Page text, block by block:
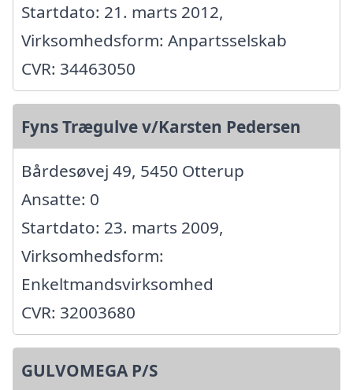
Startdato: 21. marts 2012,
Virksomhedsform: Anpartsselskab
CVR: 34463050
Fyns Trægulve v/Karsten Pedersen
Bårdesøvej 49, 5450 Otterup
Ansatte: 0
Startdato: 23. marts 2009,
Virksomhedsform:
Enkeltmandsvirksomhed
CVR: 32003680
GULVOMEGA P/S